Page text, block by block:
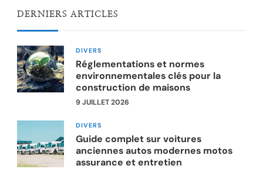
DERNIERS ARTICLES
DIVERS
Réglementations et normes
environnementales clés pour la
construction de maisons
9 JUILLET 2026
DIVERS
Guide complet sur voitures
anciennes autos modernes motos
assurance et entretien